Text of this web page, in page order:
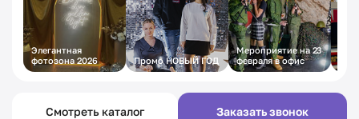
Элегантная
фотозона 2026
Промо НОВЫЙ ГОД
Мероприятие на 23
февраля в офис
Смотреть каталог Заказать звонок